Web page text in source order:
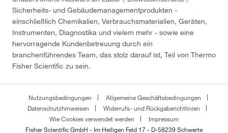
Sicherheits- und Gebäudemanagementprodukten -
einschließlich Chemikalien, Verbrauchsmaterialien, Geräten,
Instrumenten, Diagnostika und vielem mehr - sowie eine
hervorragende Kundenbetreuung durch ein
branchenführendes Team, das stolz darauf ist, Teil von Thermo
Fisher Scientific zu sein.
Nutzungsbedingungen
Allgemeine Geschäftsbedingungen
Datenschutzhinweisen
Widerrufs- und Rückgaberichtlinien
Wie Cookies verwendet werden
Impressum
Fisher Scientific GmbH - Im Heiligen Feld 17 - D-58239 Schwerte